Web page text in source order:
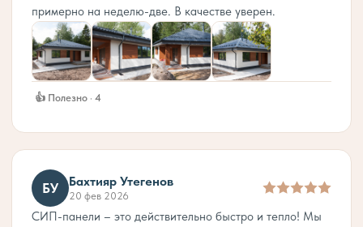
примерно на неделю-две. В качестве уверен.
👍 Полезно · 4
БУ Бахтияр Утегенов
20 фев 2026
СИП-панели – это действительно быстро и тепло! Мы